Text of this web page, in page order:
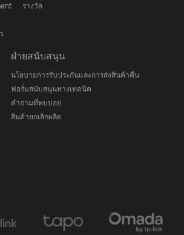
รางวัล
ฝ่ายสนับสนุน
นโยบายการรับประกันและการส่งสินค้าคืน
ฟอรั่มสนับสนุนทางเทคนิค
คำถามที่พบบ่อย
สินค้ายกเลิกผลิต